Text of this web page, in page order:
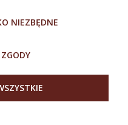
NIEZBĘDNE